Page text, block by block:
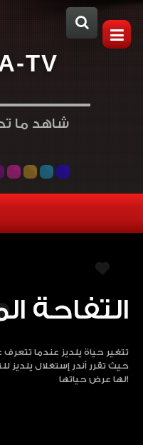
-TV
شاهد ما
التفاحة
تتغير حياة يلديز عندما
حيث تقرر آندر إستغلال
لها عرض حياتها!